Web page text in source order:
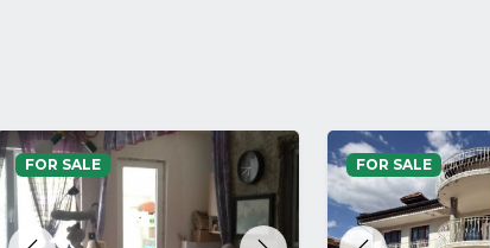
FOR SALE FOR SALE